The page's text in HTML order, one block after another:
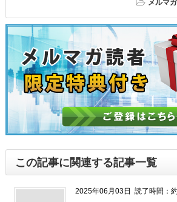
メルマ
この記事に関連する記事一覧
2025年06月03日 読了時間：